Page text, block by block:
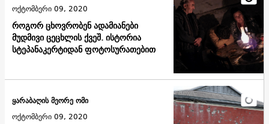
როგორ ცხოვრობენ ადამიანები
მუდმივი ცეცხლის ქვეშ. ისტორია
სტეპანაკერტიდან ფოტოსურათებით
ოქტომბერი 09, 2020
ყარაბაღის მეორე ომი
ოქტომბერი 09, 2020